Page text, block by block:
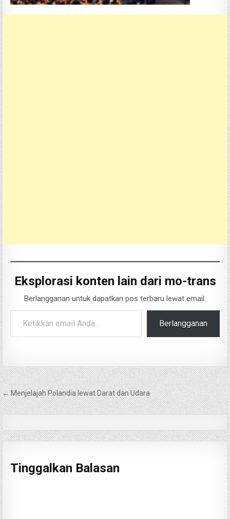
Eksplorasi konten lain dari mo-trans
Berlangganan untuk dapatkan pos terbaru lewat email.
Ketikkan email Anda...
Berlangganan
Navigasi
pos
← Menjelajah Polandia lewat Darat dan Udara
Tinggalkan Balasan